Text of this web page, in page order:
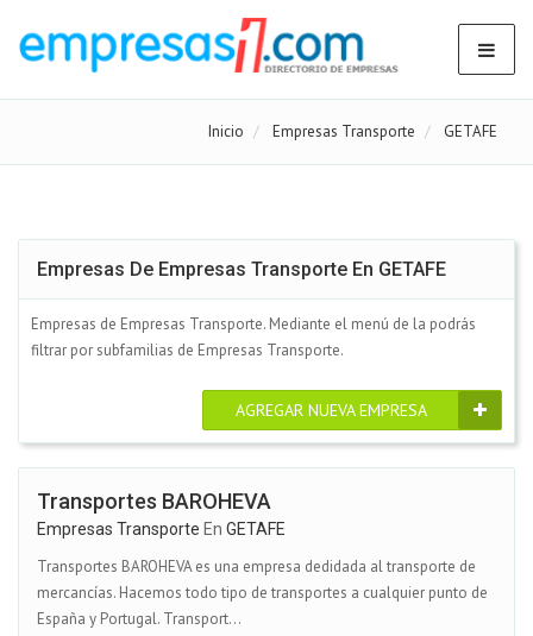
Inicio Empresas Transporte GETAFE
Empresas De Empresas Transporte En GETAFE
Empresas de Empresas Transporte. Mediante el menú de la podrás
filtrar por subfamilias de Empresas Transporte.
AGREGAR NUEVA EMPRESA
Transportes BAROHEVA
Empresas Transporte En GETAFE
Transportes BAROHEVA es una empresa dedidada al transporte de
mercancías. Hacemos todo tipo de transportes a cualquier punto de
España y Portugal. Transport...